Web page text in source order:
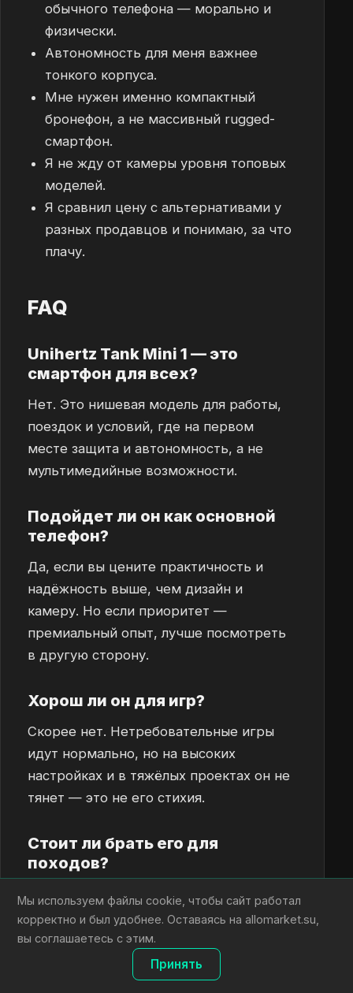
обычного телефона — морально и
физически.
Автономность для меня важнее
тонкого корпуса.
Мне нужен именно компактный
бронефон, а не массивный rugged-
смартфон.
Я не жду от камеры уровня топовых
моделей.
Я сравнил цену с альтернативами у
разных продавцов и понимаю, за что
плачу.
FAQ
Unihertz Tank Mini 1 — это
смартфон для всех?
Нет. Это нишевая модель для работы,
поездок и условий, где на первом
месте защита и автономность, а не
мультимедийные возможности.
Подойдет ли он как основной
телефон?
Да, если вы цените практичность и
надёжность выше, чем дизайн и
камеру. Но если приоритет —
премиальный опыт, лучше посмотреть
в другую сторону.
Хорош ли он для игр?
Скорее нет. Нетребовательные игры
идут нормально, но на высоких
настройках и в тяжёлых проектах он не
тянет — это не его стихия.
Стоит ли брать его для
походов?
Да, если нужен надёжный аппарат с
приличной автономностью и вы готовы
мириться с весом и спецификой
защищённого корпуса.
Мы используем файлы cookie, чтобы сайт работал
корректно и был удобнее. Оставаясь на allomarket.su,
вы соглашаетесь с этим.
Принять